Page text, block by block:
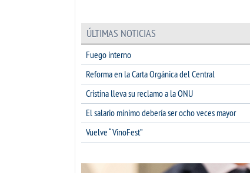
ÚLTIMAS NOTICIAS
Fuego interno
Reforma en la Carta Orgánica del Central
Cristina lleva su reclamo a la ONU
El salario mínimo debería ser ocho veces mayor
Vuelve “VinoFest”